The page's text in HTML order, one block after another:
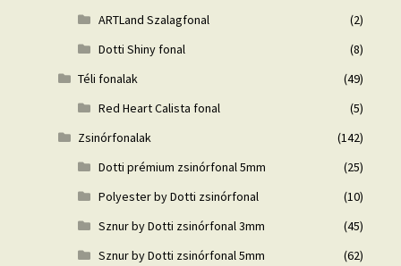
ARTLand Szalagfonal
(2)
Dotti Shiny fonal
(8)
Téli fonalak
(49)
Red Heart Calista fonal
(5)
Zsinórfonalak
(142)
Dotti prémium zsinórfonal 5mm
(25)
Polyester by Dotti zsinórfonal
(10)
Sznur by Dotti zsinórfonal 3mm
(45)
Sznur by Dotti zsinórfonal 5mm
(62)